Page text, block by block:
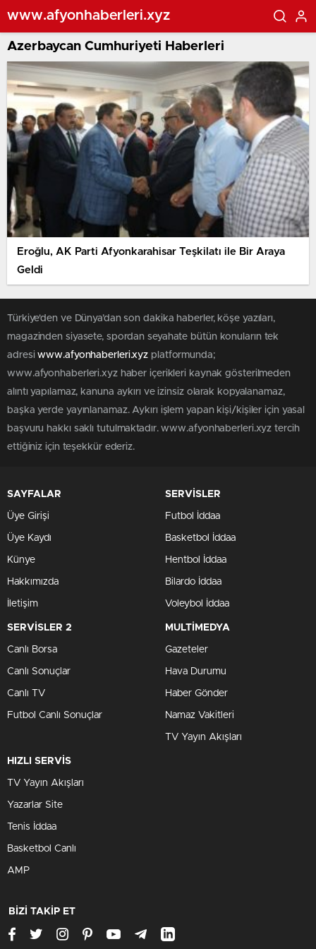
www.afyonhaberleri.xyz
Azerbaycan Cumhuriyeti Haberleri
Eroğlu, AK Parti Afyonkarahisar Teşkilatı ile Bir Araya
Geldi
Türkiye'den ve Dünya’dan son dakika haberler, köşe yazıları,
magazinden siyasete, spordan seyahate bütün konuların tek
adresiwww.afyonhaberleri.xyz platformunda;
www.afyonhaberleri.xyz haber içerikleri kaynak gösterilmeden
alıntı yapılamaz, kanuna aykırı ve izinsiz olarak kopyalanamaz,
başka yerde yayınlanamaz. Aykırı işlem yapan kişi/kişiler için yasal
başvuru hakkı saklı tutulmaktadır. www.afyonhaberleri.xyz tercih
ettiğiniz için teşekkür ederiz.
SAYFALAR
Üye Girişi
Üye Kaydı
Künye
Hakkımızda
İletişim
SERVİSLER
Futbol İddaa
Basketbol İddaa
Hentbol İddaa
Bilardo İddaa
Voleybol İddaa
SERVİSLER 2
Canlı Borsa
Canlı Sonuçlar
Canlı TV
Futbol Canlı Sonuçlar
MULTİMEDYA
Gazeteler
Hava Durumu
Haber Gönder
Namaz Vakitleri
TV Yayın Akışları
HIZLI SERVİS
TV Yayın Akışları
Yazarlar Site
Tenis İddaa
Basketbol Canlı
AMP
BİZİ TAKİP ET